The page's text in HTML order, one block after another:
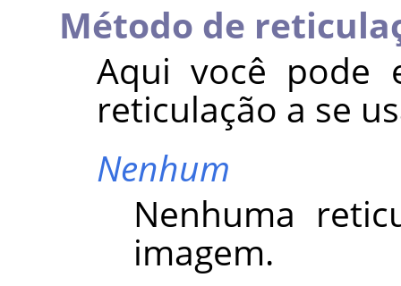
Método de
Aqui você pode
reticulação a se
Nenhum
Nenhuma
imagem.